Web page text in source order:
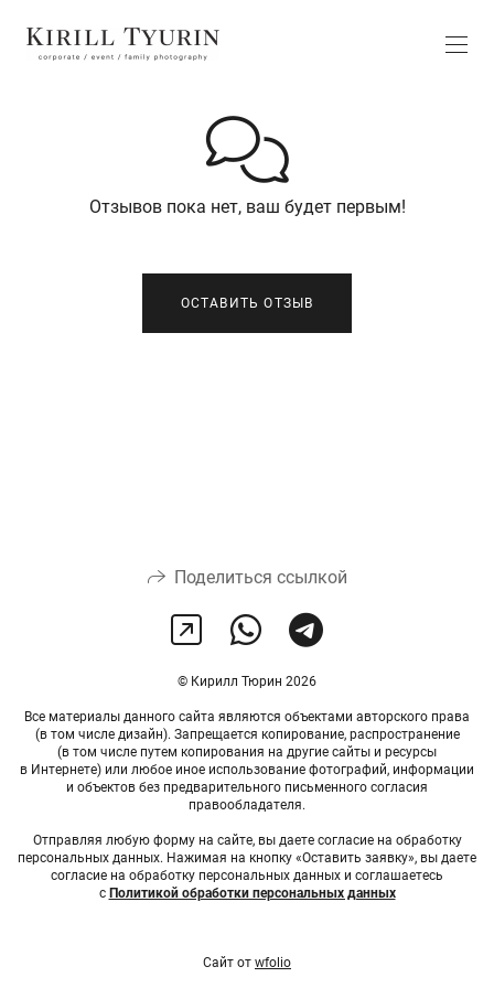
Отзывов пока нет, ваш будет первым!
ОСТАВИТЬ ОТЗЫВ
Поделиться ссылкой
© Кирилл Тюрин 2026
Все материалы данного сайта являются объектами авторского права
(в том числе дизайн). Запрещается копирование, распространение
(в том числе путем копирования на другие сайты и ресурсы
в Интернете) или любое иное использование фотографий, информации
и объектов без предварительного письменного согласия
правообладателя.
Отправляя любую форму на сайте, вы даете согласие на обработку
персональных данных. Нажимая на кнопку «Оставить заявку», вы даете
согласие на обработку персональных данных и соглашаетесь
с Политикой обработки персональных данных
Сайт от wfolio